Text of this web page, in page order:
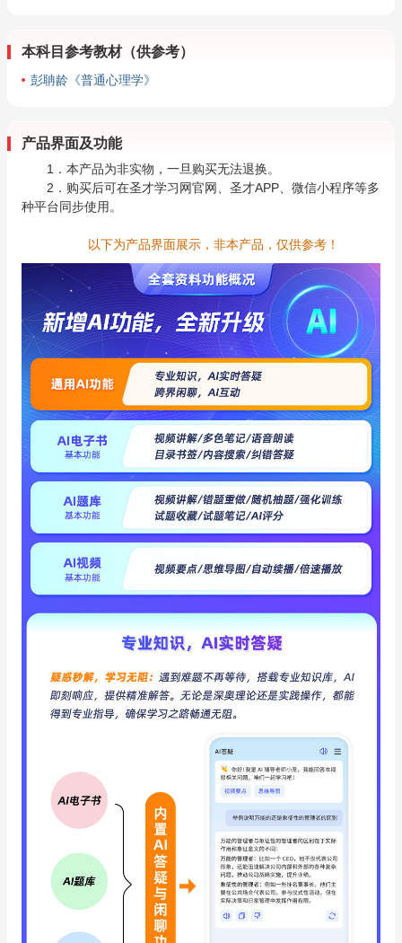
本科目参考教材（供参考）
彭聃龄《普通心理学》
产品界面及功能
1．本产品为非实物，一旦购买无法退换。
2．购买后可在圣才学习网官网、圣才APP、微信小程序等多
种平台同步使用。
以下为产品界面展示，非本产品，仅供参考！